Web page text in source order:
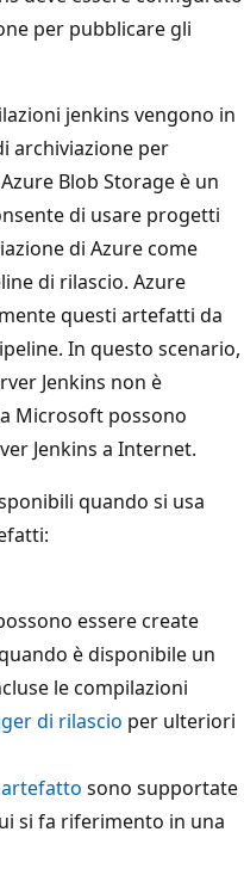
per pubblicare gli
jenkins vengono in
archiviazione per
Blob Storage è un
di usare progetti
di Azure come
di rilascio. Azure
questi artefatti da
In questo scenario,
Jenkins non è
Microsoft possono
Jenkins a Internet.
quando si usa
essere create
è disponibile un
le compilazioni
di rilascio per ulteriori
sono supportate
si fa riferimento in una